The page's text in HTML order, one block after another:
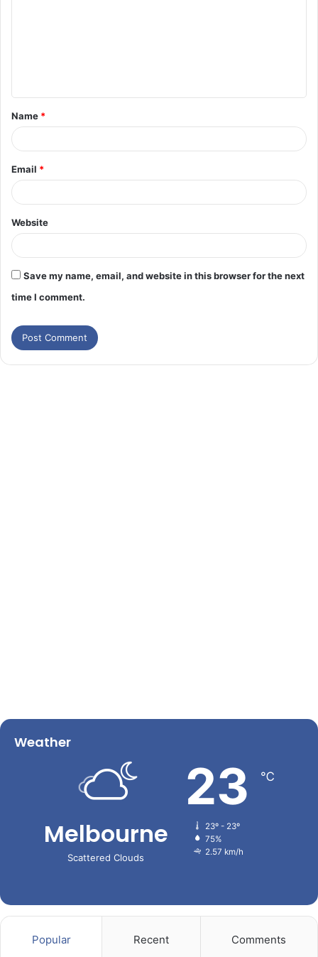
Name *
Email *
Website
Save my name, email, and website in this browser for the next
time I comment.
Weather
Melbourne
Scattered Clouds
23 ℃
23º - 23º
75%
2.57 km/h
Popular Recent Comments